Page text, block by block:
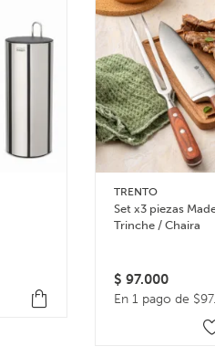
TRENTO
Set x3 piezas
Trinche / Chaira
$ 97.000
En 1 pago de